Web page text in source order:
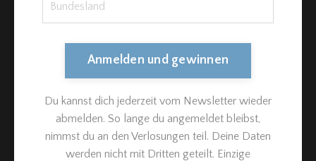
Anmelden und gewinnen
Du kannst dich jederzeit vom Newsletter wieder
abmelden. So lange du angemeldet bleibst,
nimmst du an den Verlosungen teil. Deine Daten
werden nicht mit Dritten geteilt. Einzige